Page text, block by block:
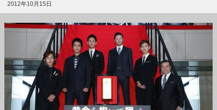
2012年10月15日